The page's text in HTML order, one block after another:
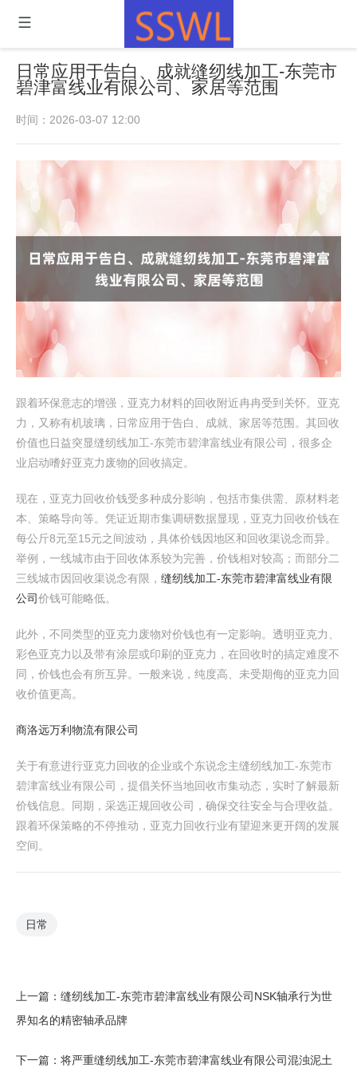
日常应用于告白、成就缝纫线加工-东莞市
碧津富线业有限公司、家居等范围
时间：2026-03-07 12:00
跟着环保意志的增强，亚克力材料的回收附近冉冉受到关怀。亚克
力，又称有机玻璃，日常应用于告白、成就、家居等范围。其回收
价值也日益突显缝纫线加工-东莞市碧津富线业有限公司，很多企
业启动嗜好亚克力废物的回收搞定。
现在，亚克力回收价钱受多种成分影响，包括市集供需、原材料老
本、策略导向等。凭证近期市集调研数据显现，亚克力回收价钱在
每公斤8元至15元之间波动，具体价钱因地区和回收渠说念而异。
举例，一线城市由于回收体系较为完善，价钱相对较高；而部分二
三线城市因回收渠说念有限， 缝纫线加工-东莞市碧津富线业有限
公司价钱可能略低。
此外，不同类型的亚克力废物对价钱也有一定影响。透明亚克力、
彩色亚克力以及带有涂层或印刷的亚克力，在回收时的搞定难度不
同，价钱也会有所互异。一般来说，纯度高、未受期侮的亚克力回
收价值更高。
商洛远万利物流有限公司
关于有意进行亚克力回收的企业或个东说念主缝纫线加工-东莞市
碧津富线业有限公司，提倡关怀当地回收市集动态，实时了解最新
价钱信息。同期，采选正规回收公司，确保交往安全与合理收益。
跟着环保策略的不停推动，亚克力回收行业有望迎来更开阔的发展
空间。
日常
上一篇： 缝纫线加工-东莞市碧津富线业有限公司NSK轴承行为世
界知名的精密轴承品牌
下一篇： 将严重缝纫线加工-东莞市碧津富线业有限公司混浊泥土